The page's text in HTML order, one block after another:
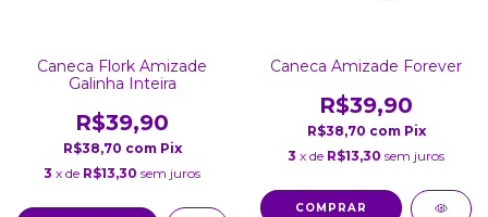
Caneca Flork Amizade
Galinha Inteira
R$39,90
R$38,70 com Pix
3 x de R$13,30 sem juros
Caneca Amizade Forever
R$39,90
R$38,70 com Pix
3 x de R$13,30 sem juros
COMPRAR